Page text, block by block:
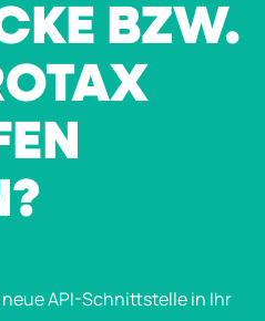
BZW.
neue API-Schnittstelle in Ihr